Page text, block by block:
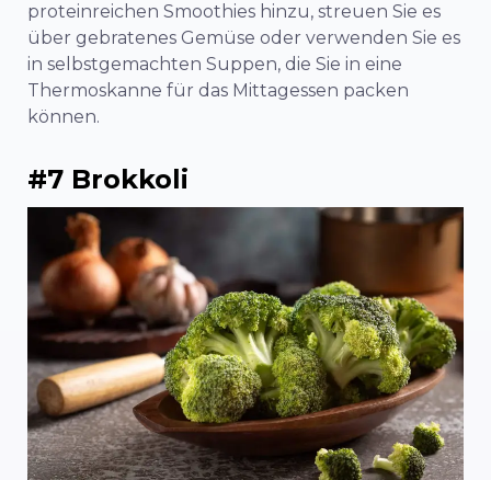
proteinreichen Smoothies hinzu, streuen Sie es
über gebratenes Gemüse oder verwenden Sie es
in selbstgemachten Suppen, die Sie in eine
Thermoskanne für das Mittagessen packen
können.
#7 Brokkoli